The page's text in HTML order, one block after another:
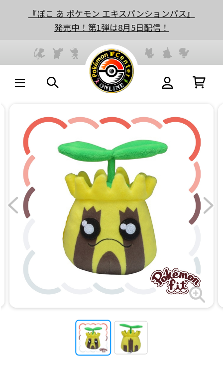
『ぽこ あ ポケモン エキスパンションパス』
発売中！第1弾は8月5日配信！